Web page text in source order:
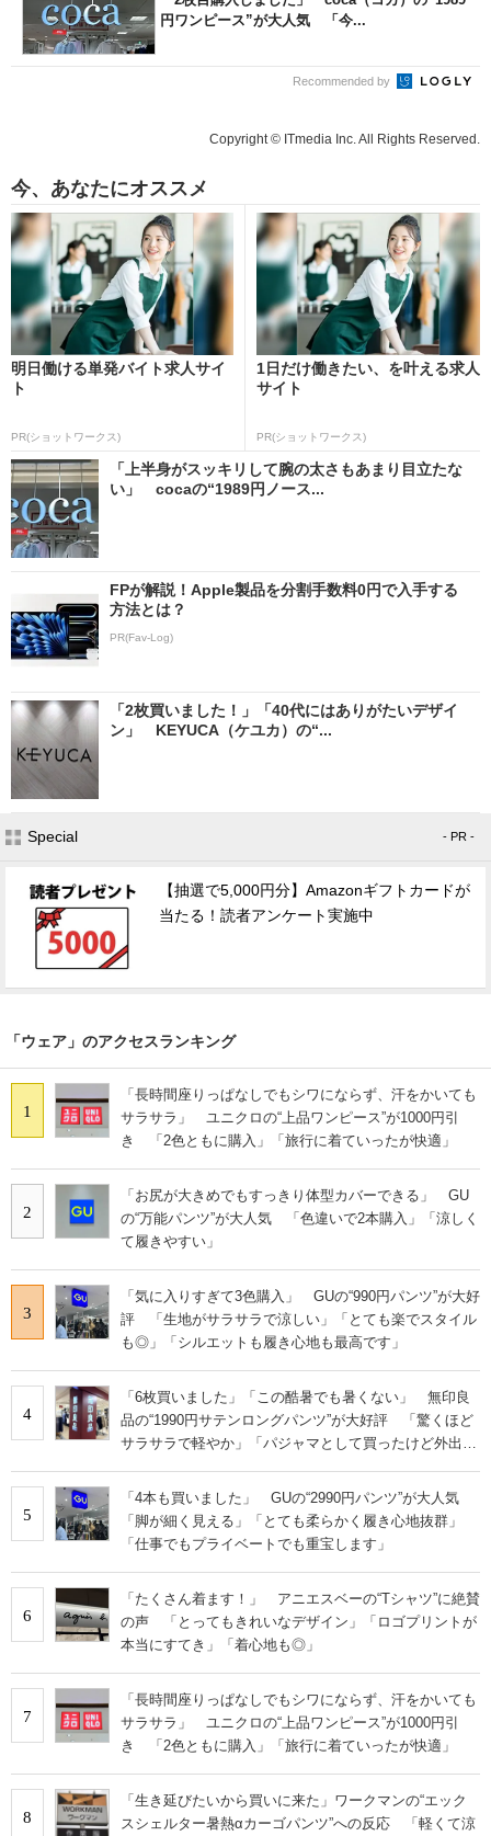
円ワンピース”が大人気 「今...
Recommended by
Copyright © ITmedia Inc. All Rights Reserved.
今、あなたにオススメ
明日働ける単発バイト求人サイ
ト
PR(ショットワークス)
1日だけ働きたい、を叶える求人
サイト
PR(ショットワークス)
「上半身がスッキリして腕の太さもあまり目立たな
い」 cocaの“1989円ノース...
FPが解説！Apple製品を分割手数料0円で入手する
方法とは？
PR(Fav-Log)
「2枚買いました！」「40代にはありがたいデザイ
ン」 KEYUCA（ケユカ）の“...
Special - PR -
【抽選で5,000円分】Amazonギフトカードが
当たる！読者アンケート実施中
「ウェア」のアクセスランキング
1
「長時間座りっぱなしでもシワにならず、汗をかいても
サラサラ」 ユニクロの“上品ワンピース”が1000円引
き 「2色ともに購入」「旅行に着ていったが快適」
2
「お尻が大きめでもすっきり体型カバーできる」 GU
の“万能パンツ”が大人気 「色違いで2本購入」「涼しく
て履きやすい」
3
「気に入りすぎて3色購入」 GUの“990円パンツ”が大好
評 「生地がサラサラで涼しい」「とても楽でスタイル
も◎」「シルエットも履き心地も最高です」
4
「6枚買いました」「この酷暑でも暑くない」 無印良
品の“1990円サテンロングパンツ”が大好評 「驚くほど
サラサラで軽やか」「パジャマとして買ったけど外出用
5
「4本も買いました」 GUの“2990円パンツ”が大人気
「脚が細く見える」「とても柔らかく履き心地抜群」
「仕事でもプライベートでも重宝します」
6
「たくさん着ます！」 アニエスベーの“Tシャツ”に絶賛
の声 「とってもきれいなデザイン」「ロゴプリントが
本当にすてき」「着心地も◎」
7
「長時間座りっぱなしでもシワにならず、汗をかいても
サラサラ」 ユニクロの“上品ワンピース”が1000円引
き 「2色ともに購入」「旅行に着ていったが快適」
8
「生き延びたいから買いに来た」ワークマンの“エック
スシェルター暑熱αカーゴパンツ”への反応 「軽くて涼